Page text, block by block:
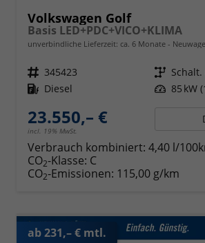
Volkswagen Golf
Basis LED+PDC+VICO+KLIMA
unverbindliche Lieferzeit: ca. 6 Monate
Fahrzeugnr. 345423 Getriebe Schalt.
Kraftstoff Diesel Leistung 85 kW
23.550,– €
incl. 19% MwSt.
Verbrauch kombiniert: 4,40 l/
CO2-Klasse: C
CO2-Emissionen: 115,00 g/km
ab 231,– € mtl.